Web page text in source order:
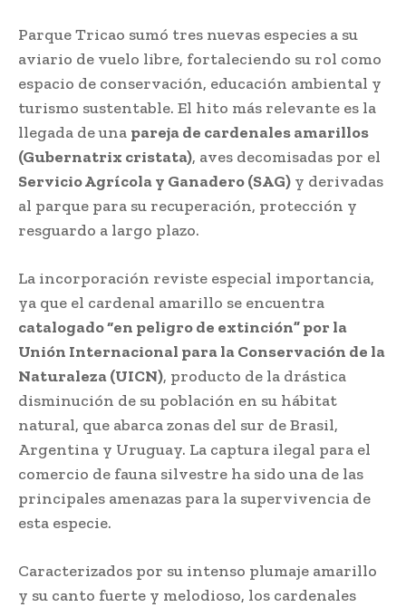
Parque Tricao sumó tres nuevas especies a su
aviario de vuelo libre, fortaleciendo su rol como
espacio de conservación, educación ambiental y
turismo sustentable. El hito más relevante es la
llegada de una pareja de cardenales amarillos
(Gubernatrix cristata), aves decomisadas por el
Servicio Agrícola y Ganadero (SAG) y derivadas
al parque para su recuperación, protección y
resguardo a largo plazo.
La incorporación reviste especial importancia,
ya que el cardenal amarillo se encuentra
catalogado “en peligro de extinción” por la
Unión Internacional para la Conservación de la
Naturaleza (UICN), producto de la drástica
disminución de su población en su hábitat
natural, que abarca zonas del sur de Brasil,
Argentina y Uruguay. La captura ilegal para el
comercio de fauna silvestre ha sido una de las
principales amenazas para la supervivencia de
esta especie.
Caracterizados por su intenso plumaje amarillo
y su canto fuerte y melodioso, los cardenales